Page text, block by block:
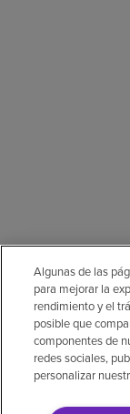
Algunas de las
para mejorar la
rendimiento y el
posible que
componentes de
redes sociales,
personalizar